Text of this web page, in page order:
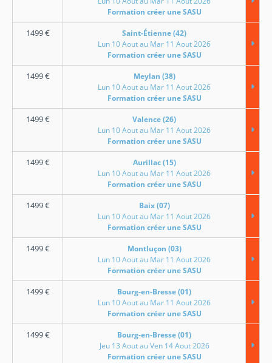
Formation créer une SASU
1499€
Saint-Étienne (42)
Lun 10 Aout au Mar 11 Aout 2026
Formation créer une SASU
1499€
Meylan (38)
Lun 10 Aout au Mar 11 Aout 2026
Formation créer une SASU
1499€
Valence (26)
Lun 10 Aout au Mar 11 Aout 2026
Formation créer une SASU
1499€
Aurillac (15)
Lun 10 Aout au Mar 11 Aout 2026
Formation créer une SASU
1499€
Baix (07)
Lun 10 Aout au Mar 11 Aout 2026
Formation créer une SASU
1499€
Montluçon (03)
Lun 10 Aout au Mar 11 Aout 2026
Formation créer une SASU
1499€
Bourg-en-Bresse (01)
Lun 10 Aout au Mar 11 Aout 2026
Formation créer une SASU
1499€
Bourg-en-Bresse (01)
Jeu 13 Aout au Ven 14 Aout 2026
Formation créer une SASU